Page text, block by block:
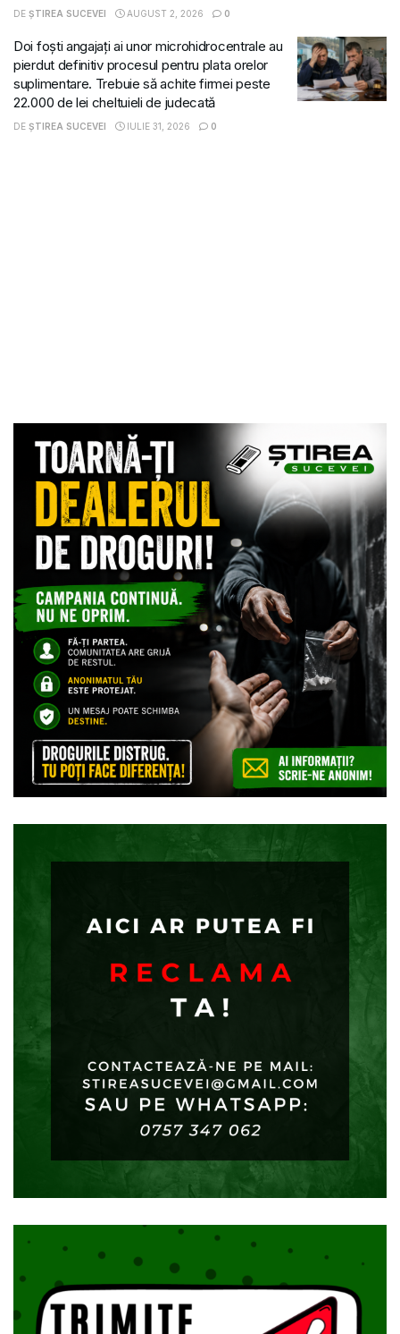
DE ȘTIREA SUCEVEI AUGUST 2, 2026 0
Doi foști angajați ai unor microhidrocentrale au
pierdut definitiv procesul pentru plata orelor
suplimentare. Trebuie să achite firmei peste
22.000 de lei cheltuieli de judecată
DE ȘTIREA SUCEVEI IULIE 31, 2026 0